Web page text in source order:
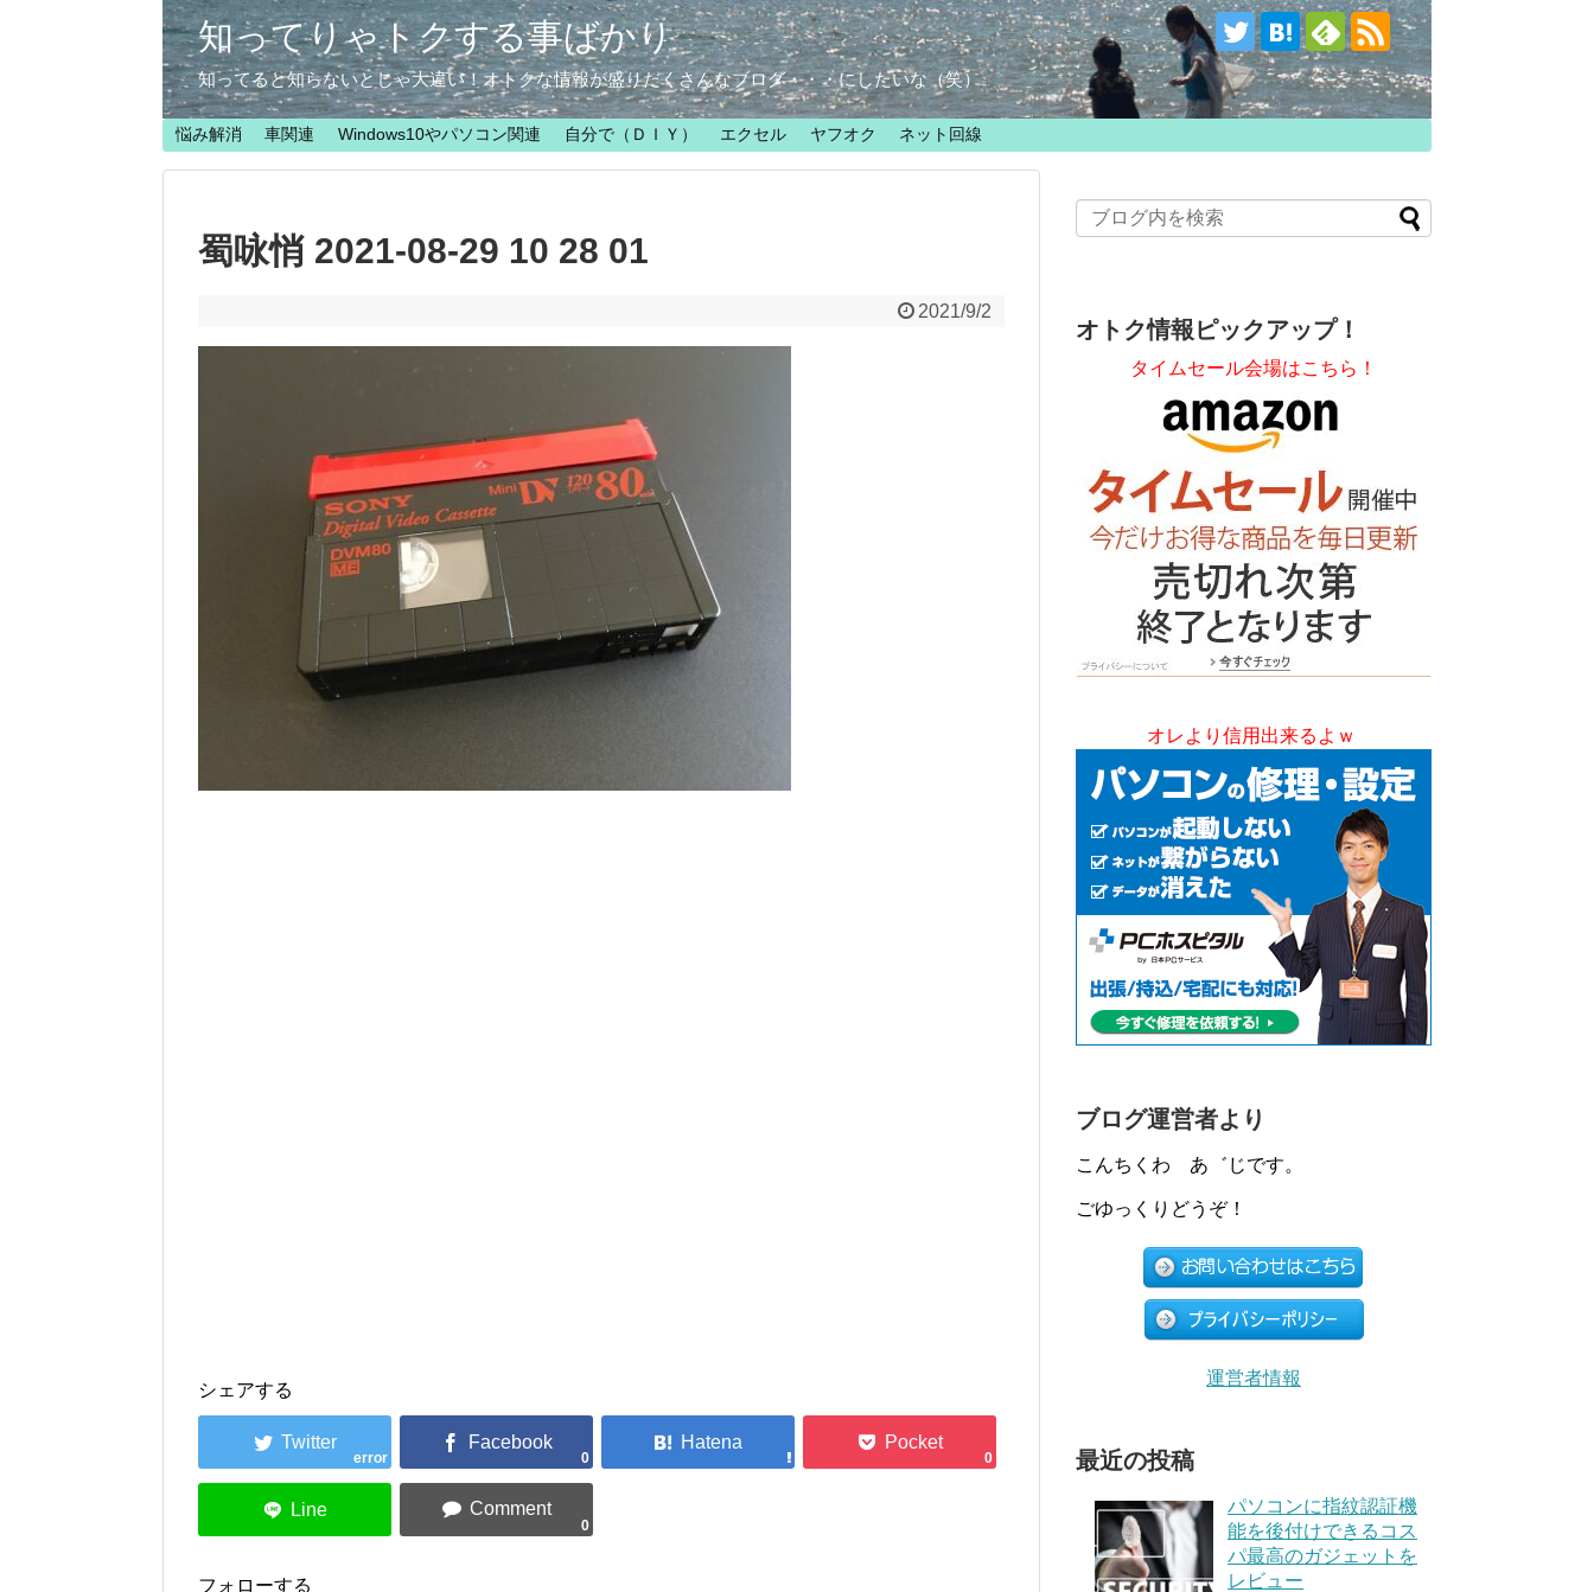
知ってりゃトクする事ばかり
知ってると知らないとじゃ大違い！オトクな情報が盛りだくさんなブログ・・・にしたいな（笑）
悩み解消 車関連 Windows10やパソコン関連 自分で（ＤＩＹ） エクセル ヤフオク ネット回線
蜀咏悄 2021-08-29 10 28 01
2021/9/2
シェアする
error 0 0
0
フォローする
オトク情報ピックアップ！
タイムセール会場はこちら！
オレより信用出来るよｗ
ブログ運営者より
こんちくわ あ゛じです。
ごゆっくりどうぞ！
運営者情報
最近の投稿
パソコンに指紋認証機
能を後付けできるコス
パ最高のガジェットを
レビュー